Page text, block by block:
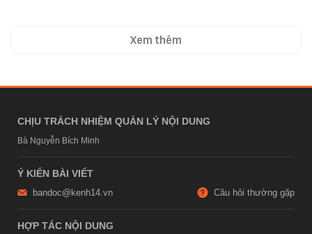
Xem thêm
CHỊU TRÁCH NHIỆM QUẢN LÝ NỘI DUNG
Bà Nguyễn Bích Minh
Ý KIẾN BÀI VIẾT
bandoc@kenh14.vn Câu hỏi thường gặp
HỢP TÁC NỘI DUNG